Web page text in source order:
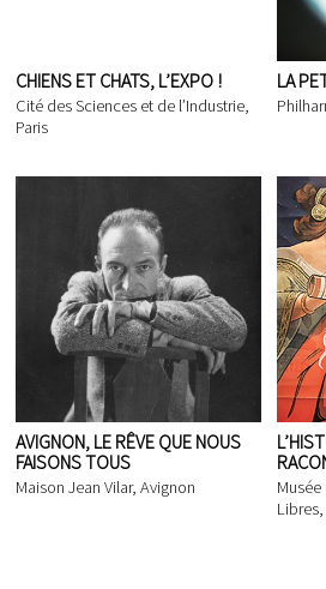
CHIENS ET CHATS, L’EXPO !
Cité des Sciences et de l’Industrie,
Paris
LA
AVIGNON, LE RÊVE QUE NOUS
FAISONS TOUS
Maison Jean Vilar, Avignon
Libres,